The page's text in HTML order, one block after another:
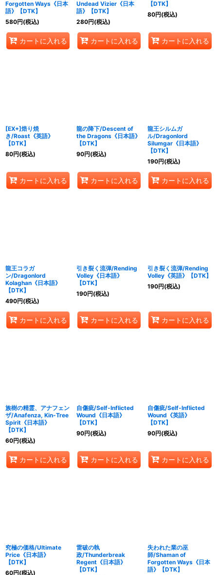
Forgotten Ways《日本
語》【DTK】
580円(税込)
カートに入れる
Undead Vizier《日本
語》【DTK】
280円(税込)
カートに入れる
【DTK】
80円(税込)
カートに入れる
[EX+]焙り焼
き/Roast《英語》
【DTK】
80円(税込)
カートに入れる
龍の降下/Descent of
the Dragons《日本語》
【DTK】
90円(税込)
カートに入れる
龍王シルムガ
ル/Dragonlord
Silumgar《日本語》
【DTK】
190円(税込)
カートに入れる
龍王コラガ
ン/Dragonlord
Kolaghan《日本語》
【DTK】
490円(税込)
カートに入れる
引き裂く流弾/Rending
Volley《日本語》
【DTK】
190円(税込)
カートに入れる
引き裂く流弾/Rending
Volley《英語》【DTK】
190円(税込)
カートに入れる
族樹の精霊、アナフェン
ザ/Anafenza, Kin-Tree
Spirit《日本語》
【DTK】
60円(税込)
カートに入れる
自傷疵/Self-Inflicted
Wound《日本語》
【DTK】
90円(税込)
カートに入れる
自傷疵/Self-Inflicted
Wound《英語》
【DTK】
90円(税込)
カートに入れる
究極の価格/Ultimate
Price《日本語》
【DTK】
60円(税込)
雷破の執
政/Thunderbreak
Regent《日本語》
【DTK】
失われた業の巫
師/Shaman of
Forgotten Ways《日本
語》【DTK】